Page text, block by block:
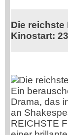
Die reichste
Kinostart:
Ein
Drama, das
an
REICHSTE